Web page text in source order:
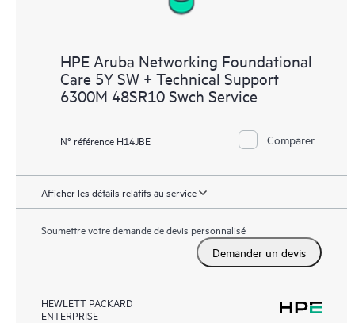
HPE Aruba Networking Foundational
Care 5Y SW + Technical Support
6300M 48SR10 Swch Service
N° référence H14JBE Comparer
Afficher les détails relatifs au service
Soumettre votre demande de devis personnalisé
Demander un devis
HEWLETT PACKARD
ENTERPRISE